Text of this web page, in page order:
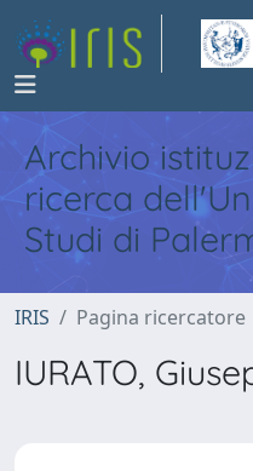
Archivio
ricerca
Studi di
IRIS Pagina ricercatore
IURATO,